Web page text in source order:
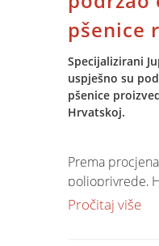
pšenice
Specijalizirani
uspješno su
pšenice
Hrvatskoj.
Prema
poljoprivrede,
proizvela oko
Pročitaj više